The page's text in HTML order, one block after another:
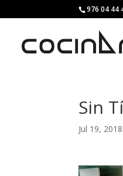
976 04 44
Sin
Jul 19, 2018